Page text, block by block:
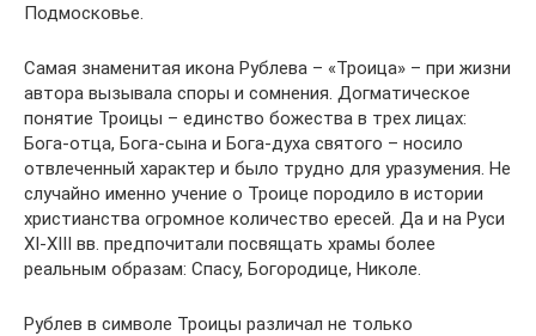
Подмосковье.
Самая знаменитая икона Рублева – «Троица» – при жизни
автора вызывала споры и сомнения. Догматическое
понятие Троицы – единство божества в трех лицах:
Бога-отца, Бога-сына и Бога-духа святого – носило
отвлеченный характер и было трудно для уразумения. Не
случайно именно учение о Троице породило в истории
христианства огромное количество ересей. Да и на Руси
XI-XIII вв. предпочитали посвящать храмы более
реальным образам: Спасу, Богородице, Николе.
Рублев в символе Троицы различал не только